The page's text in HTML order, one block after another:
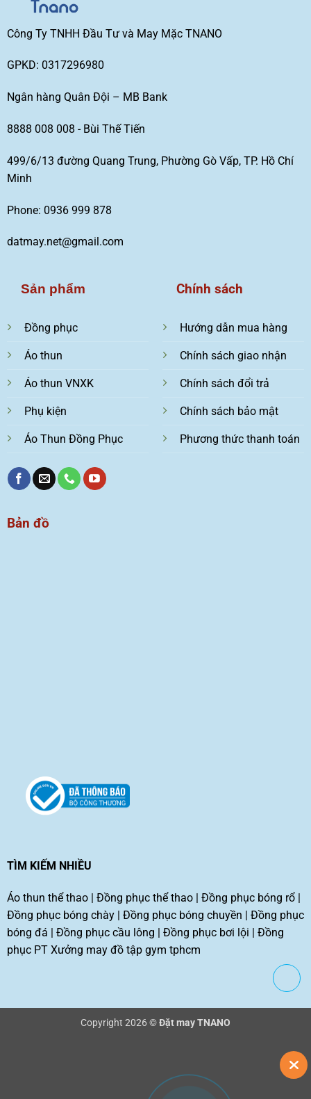
Công Ty TNHH Đầu Tư và May Mặc TNANO
GPKD: 0317296980
Ngân hàng Quân Đội – MB Bank
8888 008 008 - Bùi Thế Tiến
499/6/13 đường Quang Trung, Phường Gò Vấp, TP. Hồ Chí
Minh
Phone: 0936 999 878
datmay.net@gmail.com
Sản phẩm
Đồng phục
Áo thun
Áo thun VNXK
Phụ kiện
Áo Thun Đồng Phục
Chính sách
Hướng dẫn mua hàng
Chính sách giao nhận
Chính sách đổi trả
Chính sách bảo mật
Phương thức thanh toán
Bản đồ
TÌM KIẾM NHIỀU
Áo thun thể thao| Đồng phục thể thao| Đồng phục bóng rổ|
Đồng phục bóng chày| Đồng phục bóng chuyền
Đồng phục
bóng đá
Đồng phục cầu lông Đồng phục bơi lội
Đồng
phục PT Xưởng may đồ tập gym tphcm
Copyright 2026 ©Đặt may TNANO